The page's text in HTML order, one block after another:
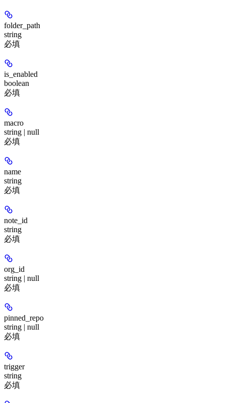
folder_path
string
必填
is_enabled
boolean
必填
macro
string | null
必填
name
string
必填
note_id
string
必填
org_id
string | null
必填
pinned_repo
string | null
必填
trigger
string
必填